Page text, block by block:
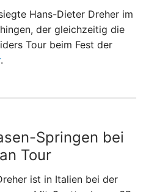
Hans-Dieter Dreher im
der gleichzeitig die
Tour beim Fest der
.
Springen bei
Tour
ist in Italien bei der